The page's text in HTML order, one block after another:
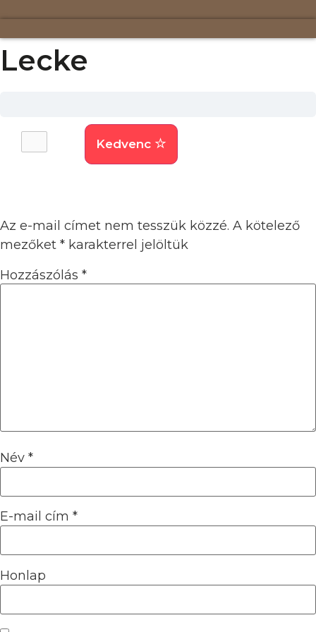
tartalomhoz
Lecke
Kedvenc
Az e-mail címet nem tesszük közzé. A kötelező
mezőket * karakterrel jelöltük
Hozzászólás *
Név *
E-mail cím *
Honlap